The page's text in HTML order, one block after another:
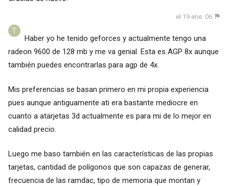
el 19 ene. 06
Haber yo he tenido geforces y actualmente tengo una
radeon 9600 de 128 mb y me va genial. Esta es AGP 8x aunque
también puedes encontrarlas para agp de 4x.
Mis preferencias se basan primero en mi propia experiencia
pues aunque antiguamente ati era bastante mediocre en
cuanto a atarjetas 3d actualmente es para mi de lo mejor en
calidad precio.
Luego me baso también en las características de las propias
tarjetas, cantidad de polígonos que son capazas de generar,
frecuencia de las ramdac, tipo de memoria que montan y